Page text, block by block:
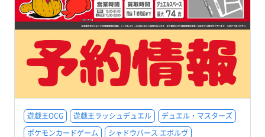
遊戯王OCG 遊戯王ラッシュデュエル
デュエル・マスターズ
ポケモンカードゲーム
シャドウバース エボルヴ